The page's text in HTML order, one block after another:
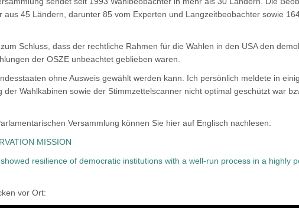
aus 45 Ländern, darunter 85 vom Experten und Langzeitbeobachter sowie
Schluss, dass der rechtliche Rahmen für die Wahlen in den USA den
der OSZE unbeachtet geblieben waren.
ohne Ausweis gewählt werden kann. Ich persönlich meldete in
der Wahlkabinen sowie der Stimmzettelscanner nicht optimal geschützt war
Versammlung können Sie hier auf Englisch nachlesen:
MISSION
resilience of democratic institutions with a well-run process in a highly
vor Ort: